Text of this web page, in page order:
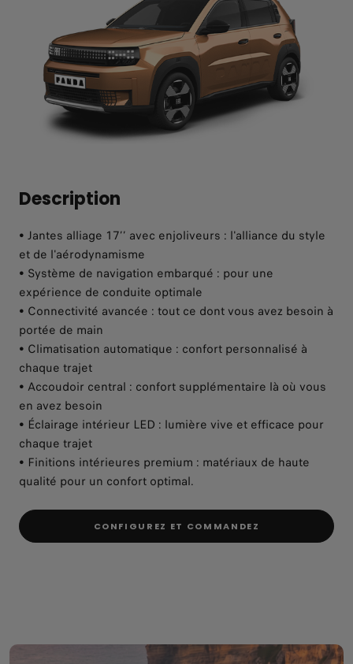
Description
• Jantes alliage 17’’ avec enjoliveurs : l'alliance du style
et de l'aérodynamisme
• Système de navigation embarqué : pour une
expérience de conduite optimale
• Connectivité avancée : tout ce dont vous avez besoin à
portée de main
• Climatisation automatique : confort personnalisé à
chaque trajet
• Accoudoir central : confort supplémentaire là où vous
en avez besoin
• Éclairage intérieur LED : lumière vive et efficace pour
chaque trajet
• Finitions intérieures premium : matériaux de haute
qualité pour un confort optimal.
CONFIGUREZ ET COMMANDEZ